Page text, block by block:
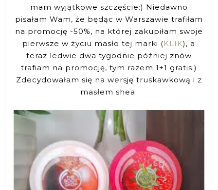
mam wyjątkowe szczęście:) Niedawno
pisałam Wam, że będąc w Warszawie trafiłam
na promocję -50%, na której zakupiłam swoje
pierwsze w życiu masło tej marki (KLIK), a
teraz ledwie dwa tygodnie później znów
trafiam na promocję, tym razem 1+1 gratis:)
Zdecydowałam się na wersję truskawkową i z
masłem shea.